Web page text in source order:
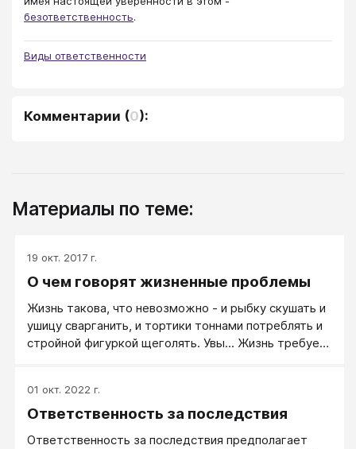
безответственность.
Виды ответственности
Комментарии (0):
Материалы по теме:
19 окт. 2017 г.
О чем говорят жизненные проблемы
Жизнь такова, что невозможно - и рыбку скушать и
ушицу сварганить, и тортики тоннами потреблять и
стройной фигуркой щеголять. Увы... Жизнь требует
01 окт. 2022 г.
Ответственность за последствия
Ответственность за последствия предполагает